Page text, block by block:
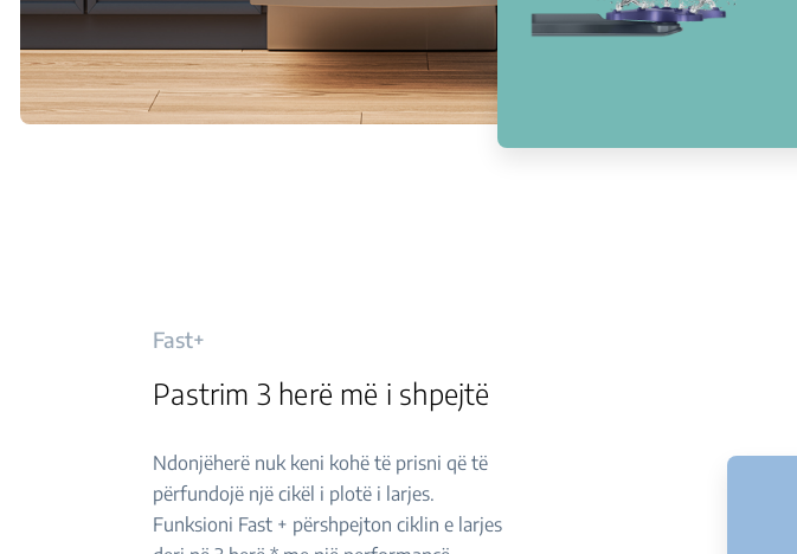
Fast+
Pastrim 3 herë më i shpejtë
Ndonjëherë nuk keni kohë të prisni që të
përfundojë një cikël i plotë i larjes.
Funksioni Fast + përshpejton ciklin e larjes